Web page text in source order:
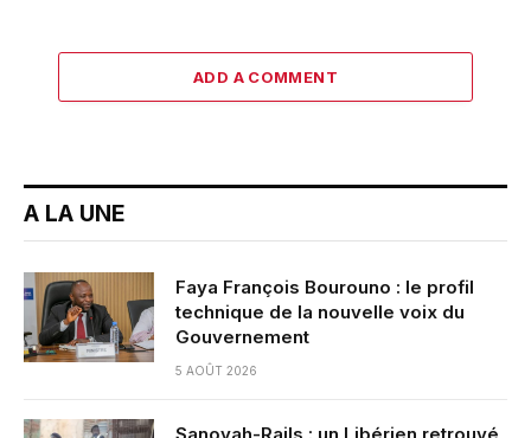
ADD A COMMENT
A LA UNE
Faya François Bourouno : le profil
technique de la nouvelle voix du
Gouvernement
5 AOÛT 2026
Sanoyah-Rails : un Libérien retrouvé